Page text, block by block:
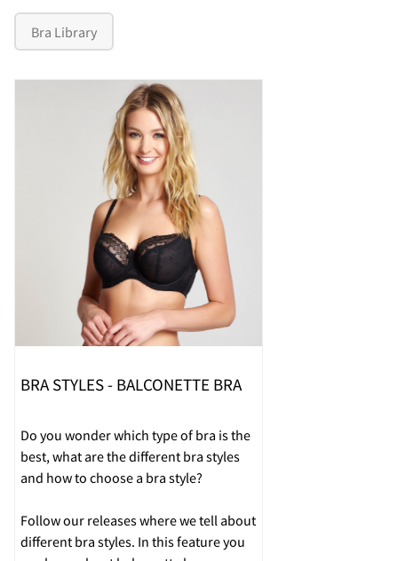
Bra Library
BRA STYLES - BALCONETTE BRA
Do you wonder which type of bra is the
best, what are the different bra styles
and how to choose a bra style?
Follow our releases where we tell about
different bra styles. In this feature you